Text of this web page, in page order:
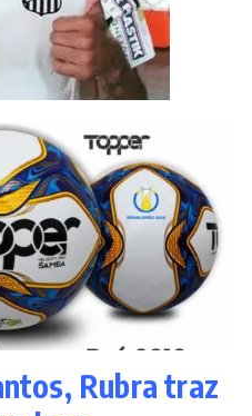
Rubra traz